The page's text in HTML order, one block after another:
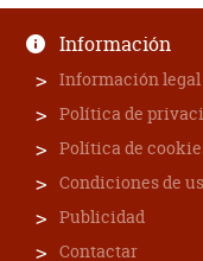
Información
Información legal
Política de
Política de
Condiciones de
Publicidad
Contactar